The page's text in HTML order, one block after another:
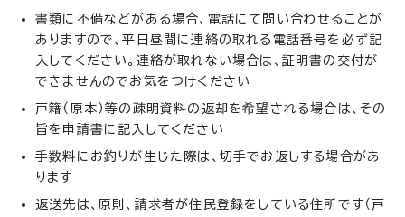
書類に不備などがある場合、電話にて問い合わせることが
ありますので、平日昼間に連絡の取れる電話番号を必ず記
入してください。連絡が取れない場合は、証明書の交付が
できませんのでお気をつけください
戸籍（原本）等の疎明資料の返却を希望される場合は、その
旨を申請書に記入してください
手数料にお釣りが生じた際は、切手でお返しする場合があ
ります
返送先は、原則、請求者が住民登録をしている住所です（戸